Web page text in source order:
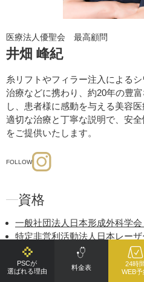
医療法人優聖会 最高顧問
井畑 峰紀
糸リフトやフィラー注入による
治療などに携わり、約20年の豊
し、患者様に感動を与える美容医
適切な治療と丁寧な説明で、安
をご提供いたします。
FOLLOW
資格
一般社団法人日本形成外科学
特定非営利活動法人日本レー
一般社団法人国際抗老化再生
一般社団法人 日本美容外科学
Society of Aesthetic Plastic
PSCが
選ばれる理由
料金表
24時
WEB予